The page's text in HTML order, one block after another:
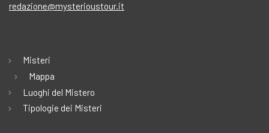
redazione@mysterioustour.it
Misteri
Mappa
Luoghi del Mistero
Tipologie dei Misteri